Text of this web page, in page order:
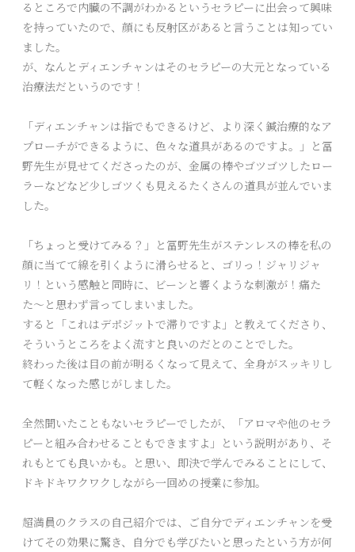
るところで内臓の不調がわかるというセラピーに出会って興味
を持っていたので、顔にも反射区があると言うことは知ってい
ました。
が、なんとディエンチャンはそのセラピーの大元となっている
治療法だというのです！
「ディエンチャンは指でもできるけど、より深く鍼治療的なア
プローチができるように、色々な道具があるのですよ。」と冨
野先生が見せてくださったのが、金属の棒やゴツゴツしたロー
ラーなどなど少しゴツくも見えるたくさんの道具が並んでいま
した。
「ちょっと受けてみる？」と冨野先生がステンレスの棒を私の
顔に当てて線を引くように滑らせると、ゴリっ！ジャリジャ
リ！という感触と同時に、ビーンと響くような刺激が！痛た
た〜と思わず言ってしまいました。
すると「これはデポジットで滞りですよ」と教えてくださり、
そういうところをよく流すと良いのだとのことでした。
終わった後は目の前が明るくなって見えて、全身がスッキリし
て軽くなった感じがしました。
全然聞いたこともないセラピーでしたが、「アロマや他のセラ
ピーと組み合わせることもできますよ」という説明があり、そ
れもとても良いかも。と思い、即決で学んでみることにして、
ドキドキワクワクしながら一回めの授業に参加。
超満員のクラスの自己紹介では、ご自分でディエンチャンを受
けてその効果に驚き、自分でも学びたいと思ったという方が何